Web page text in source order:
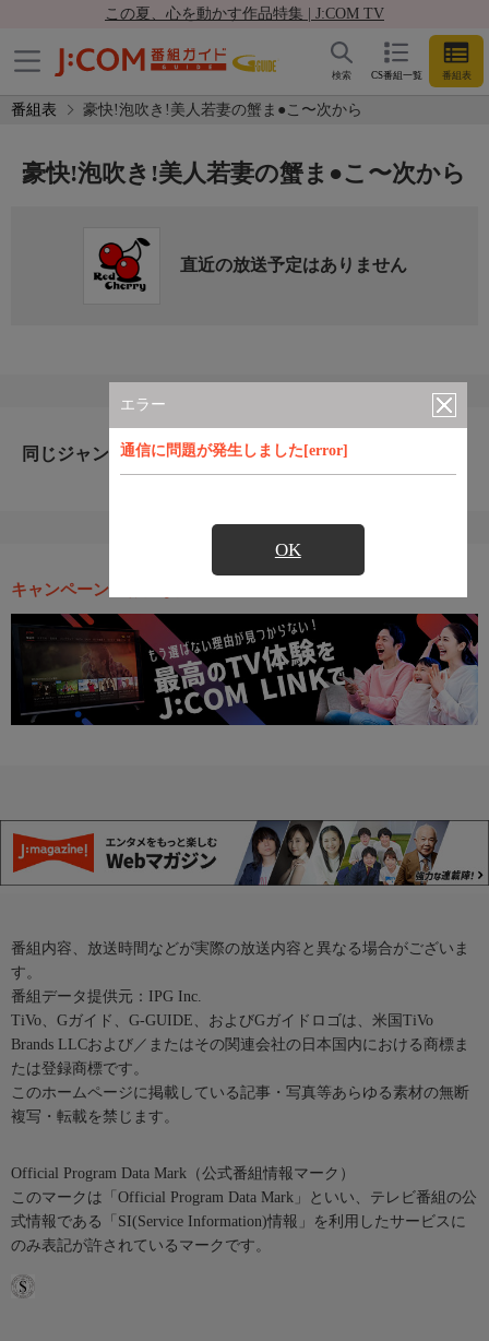
この夏、心を動かす作品特集 | J:COM TV
CS番組一覧 番組表
検索
番組表 豪快!泡吹き!美人若妻の蟹ま●こ〜次から
エラー
通信に問題が発生しました[error]
OK
豪快!泡吹き!美人若妻の蟹ま●こ〜次から
直近の放送予定はありません
同じジャンルのおすすめ番組
キャンペーン・お得な情報
番組内容、放送時間などが実際の放送内容と異なる場合がございま
す。
番組データ提供元：IPG Inc.
TiVo、Gガイド、G-GUIDE、およびGガイドロゴは、米国TiVo
Brands LLCおよび／またはその関連会社の日本国内における商標ま
たは登録商標です。
このホームページに掲載している記事・写真等あらゆる素材の無断
複写・転載を禁じます。
Official Program Data Mark（公式番組情報マーク）
このマークは「Official Program Data Mark」といい、テレビ番組の公
式情報である「SI(Service Information)情報」を利用したサービスに
のみ表記が許されているマークです。